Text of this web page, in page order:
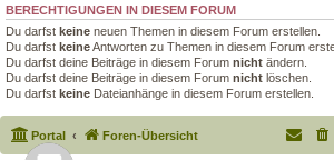
BERECHTIGUNGEN IN DIESEM FORUM
Du darfst keine neuen Themen in diesem Forum erstellen.
Du darfst keineAntworten zu Themen in diesem Forum
Du darfst deine Beiträge in diesem Forum nicht ändern.
Du darfst deine Beiträge in diesem Forum nicht löschen.
Du darfst keine Dateianhänge in diesem Forum erstellen.
Portal Foren-Übersicht